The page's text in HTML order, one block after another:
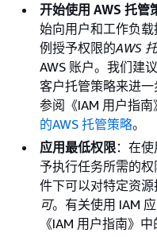
开始使用 AWS 托管
始向用户和工作负
例授予权限的AWS
AWS 账户。我们建
客户托管策略来进
参阅《IAM 用户指南
的AWS 托管策略。
应用最低权限：在
予执行任务所需的
件下可以对特定资
可。有关使用 IAM
《IAM 用户指南》 中